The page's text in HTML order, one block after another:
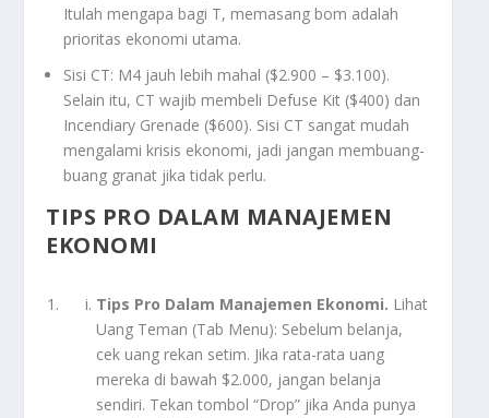
Itulah mengapa bagi T, memasang bom adalah
prioritas ekonomi utama.
Sisi CT: M4 jauh lebih mahal ($2.900 – $3.100).
Selain itu, CT wajib membeli Defuse Kit ($400) dan
Incendiary Grenade ($600). Sisi CT sangat mudah
mengalami krisis ekonomi, jadi jangan membuang-
buang granat jika tidak perlu.
TIPS PRO DALAM MANAJEMEN
EKONOMI
Tips Pro Dalam Manajemen Ekonomi. Lihat
Uang Teman (Tab Menu): Sebelum belanja,
cek uang rekan setim. Jika rata-rata uang
mereka di bawah $2.000, jangan belanja
sendiri. Tekan tombol “Drop” jika Anda punya